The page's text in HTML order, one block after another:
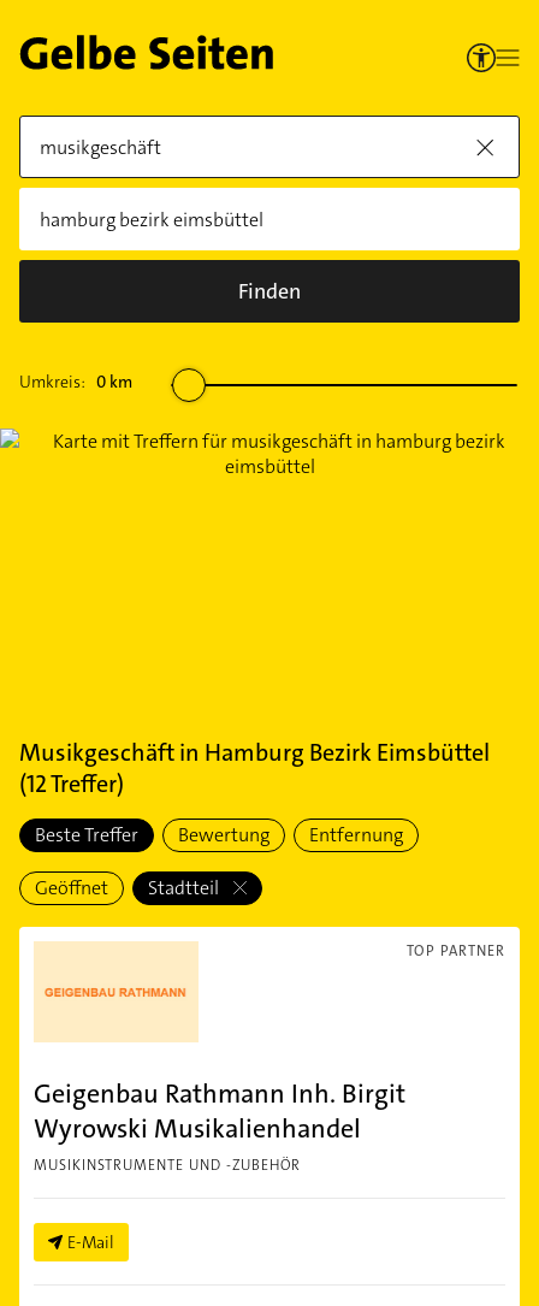
Finden
Umkreis: 0 km
Musikgeschäftin Hamburg Bezirk Eimsbüttel
(12Treffer)
Beste Treffer Bewertung Entfernung
Geöffnet Stadtteil
TOP PARTNER
Geigenbau Rathmann Inh. Birgit
Wyrowski Musikalienhandel
MUSIKINSTRUMENTE UND -ZUBEHÖR
E-Mail